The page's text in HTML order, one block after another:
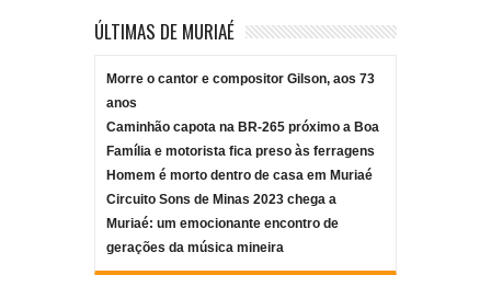
ÚLTIMAS DE MURIAÉ
Morre o cantor e compositor Gilson, aos 73
anos
Caminhão capota na BR-265 próximo a Boa
Família e motorista fica preso às ferragens
Homem é morto dentro de casa em Muriaé
Circuito Sons de Minas 2023 chega a
Muriaé: um emocionante encontro de
gerações da música mineira